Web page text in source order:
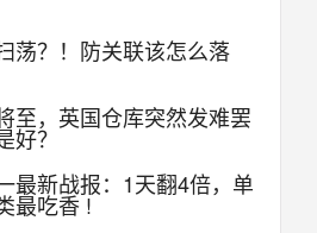
荡？！防关联该怎么落
至，英国仓库突然发难罢
好？
最新战报：1天翻4倍，单
最吃香 !